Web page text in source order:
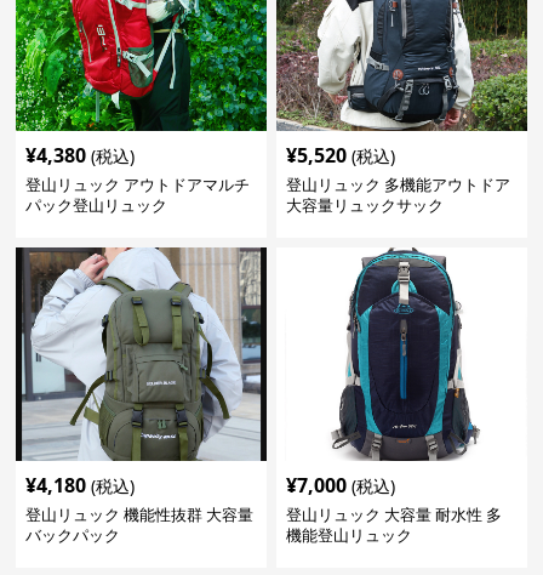
¥4,380 (税込)
登山リュック アウトドアマルチ
パック登山リュック
¥5,520 (税込)
登山リュック 多機能アウトドア
大容量リュックサック
¥4,180 (税込)
登山リュック 機能性抜群 大容量
バックパック
¥7,000 (税込)
登山リュック 大容量 耐水性 多
機能登山リュック